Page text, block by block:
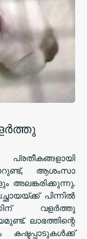
ആശംസാ
അലങ്കരിക്കുന്നു.
പിന്നിൽ
വളർത്തു
ലാഭത്തിന്റെ